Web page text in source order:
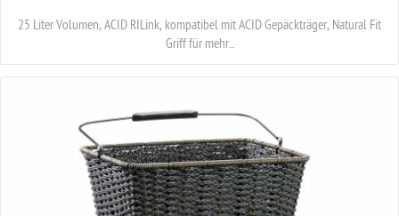
25 Liter Volumen, ACID RILink, kompatibel mit ACID Gepäckträger, Natural Fit
Griff für mehr...